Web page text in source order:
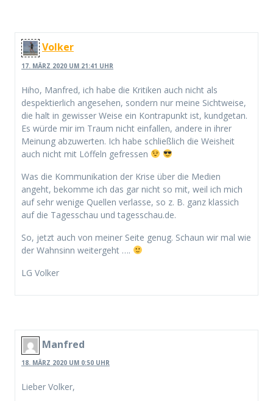
Volker
17. MÄRZ 2020 UM 21:41 UHR
Hiho, Manfred, ich habe die Kritiken auch nicht als
despektierlich angesehen, sondern nur meine Sichtweise,
die halt in gewisser Weise ein Kontrapunkt ist, kundgetan.
Es würde mir im Traum nicht einfallen, andere in ihrer
Meinung abzuwerten. Ich habe schließlich die Weisheit
auch nicht mit Löffeln gefressen
Was die Kommunikation der Krise über die Medien
angeht, bekomme ich das gar nicht so mit, weil ich mich
auf sehr wenige Quellen verlasse, so z. B. ganz klassich
auf die Tagesschau und tagesschau.de.
So, jetzt auch von meiner Seite genug. Schaun wir mal wie
der Wahnsinn weitergeht ….
LG Volker
Manfred
18. MÄRZ 2020 UM 0:50 UHR
Lieber Volker,